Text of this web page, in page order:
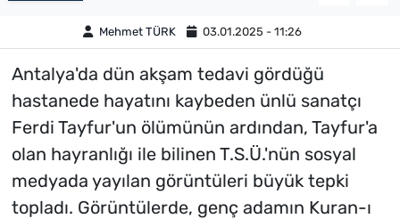
Mehmet TÜRK 03.01.2025 - 11:26
Antalya'da dün akşam tedavi gördüğü
hastanede hayatını kaybeden ünlü sanatçı
Ferdi Tayfur'un ölümünün ardından, Tayfur'a
olan hayranlığı ile bilinen T.S.Ü.'nün sosyal
medyada yayılan görüntüleri büyük tepki
topladı. Görüntülerde, genç adamın Kuran-ı